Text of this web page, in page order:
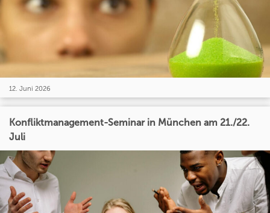
12. Juni 2026
Konfliktmanagement-Seminar in München am 21./22.
Juli